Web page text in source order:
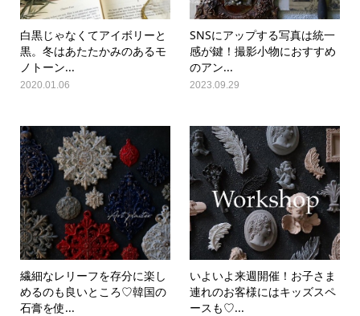
白黒じゃなくてアイボリーと
黒。冬はあたたかみのあるモ
ノトーン...
2020.01.06
SNSにアップする写真は統一
感が鍵！撮影小物におすすめ
のアン...
2023.09.29
繊細なレリーフを存分に楽し
めるのも良いところ♡韓国の
石膏を使...
いよいよ来週開催！お子さま
連れのお客様にはキッズスペ
ースも♡...